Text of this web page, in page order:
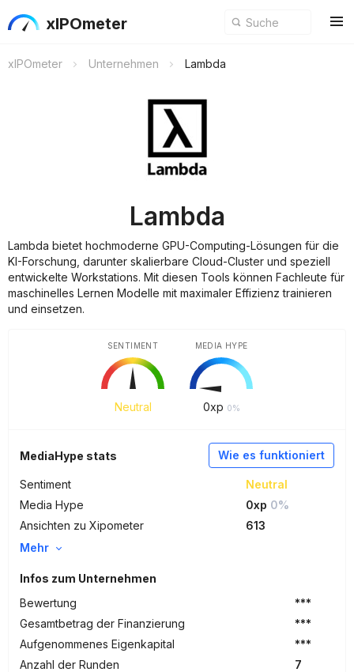
xIPOmeter
xIPOmeter Unternehmen Lambda
Lambda
Lambda bietet hochmoderne GPU-Computing-Lösungen für die
KI-Forschung, darunter skalierbare Cloud-Cluster und speziell
entwickelte Workstations. Mit diesen Tools können Fachleute für
maschinelles Lernen Modelle mit maximaler Effizienz trainieren
und einsetzen.
Neutral
SENTIMENT
0xp 0%
MEDIA HYPE
Wie es funktioniert
MediaHype stats
Sentiment
Neutral
Media Hype
0xp 0%
Ansichten zu Xipometer
613
Mehr
Infos zum Unternehmen
Bewertung
***
Gesamtbetrag der Finanzierung
***
Aufgenommenes Eigenkapital
***
Anzahl der Runden
7